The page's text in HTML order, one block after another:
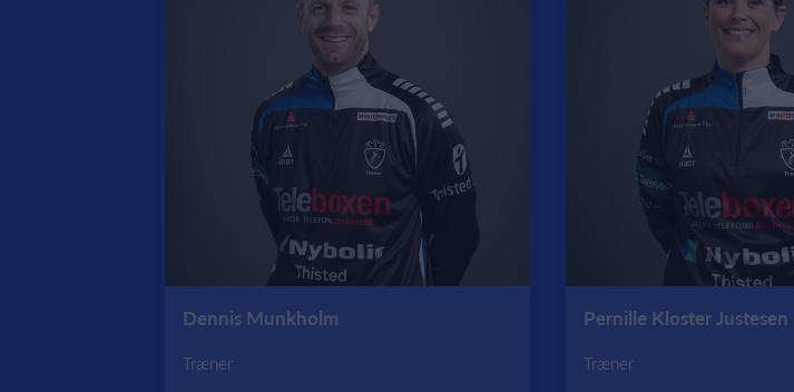
Dennis Munkholm
Træner
Pernille Kloster Justesen
Træner